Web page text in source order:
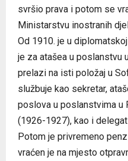
svršio prava i potom se
Ministarstvu inostranih
Od 1910. je u
je za atašea u poslanstvu
prelazi na isti položaj u
službuje kao sekretar,
poslova u poslanstvima u
(1926-1927), kao i
Potom je privremeno
vraćen je na mjesto